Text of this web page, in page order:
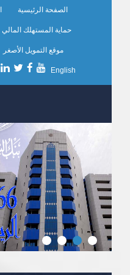
الصفحة الرئيسية
حماية المستهلك المالي
موقع التمويل الأصغر
English